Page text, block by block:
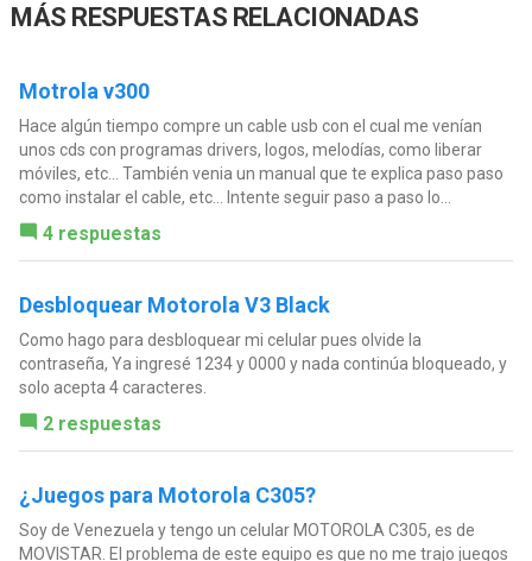
MÁS RESPUESTAS RELACIONADAS
Motrola v300
Hace algún tiempo compre un cable usb con el cual me venían
unos cds con programas drivers, logos, melodías, como liberar
móviles, etc... También venia un manual que te explica paso paso
como instalar el cable, etc... Intente seguir paso a paso lo...
4 respuestas
Desbloquear Motorola V3 Black
Como hago para desbloquear mi celular pues olvide la
contraseña, Ya ingresé 1234 y 0000 y nada continúa bloqueado, y
solo acepta 4 caracteres.
2 respuestas
¿Juegos para Motorola C305?
Soy de Venezuela y tengo un celular MOTOROLA C305, es de
MOVISTAR. El problema de este equipo es que no me trajo juegos